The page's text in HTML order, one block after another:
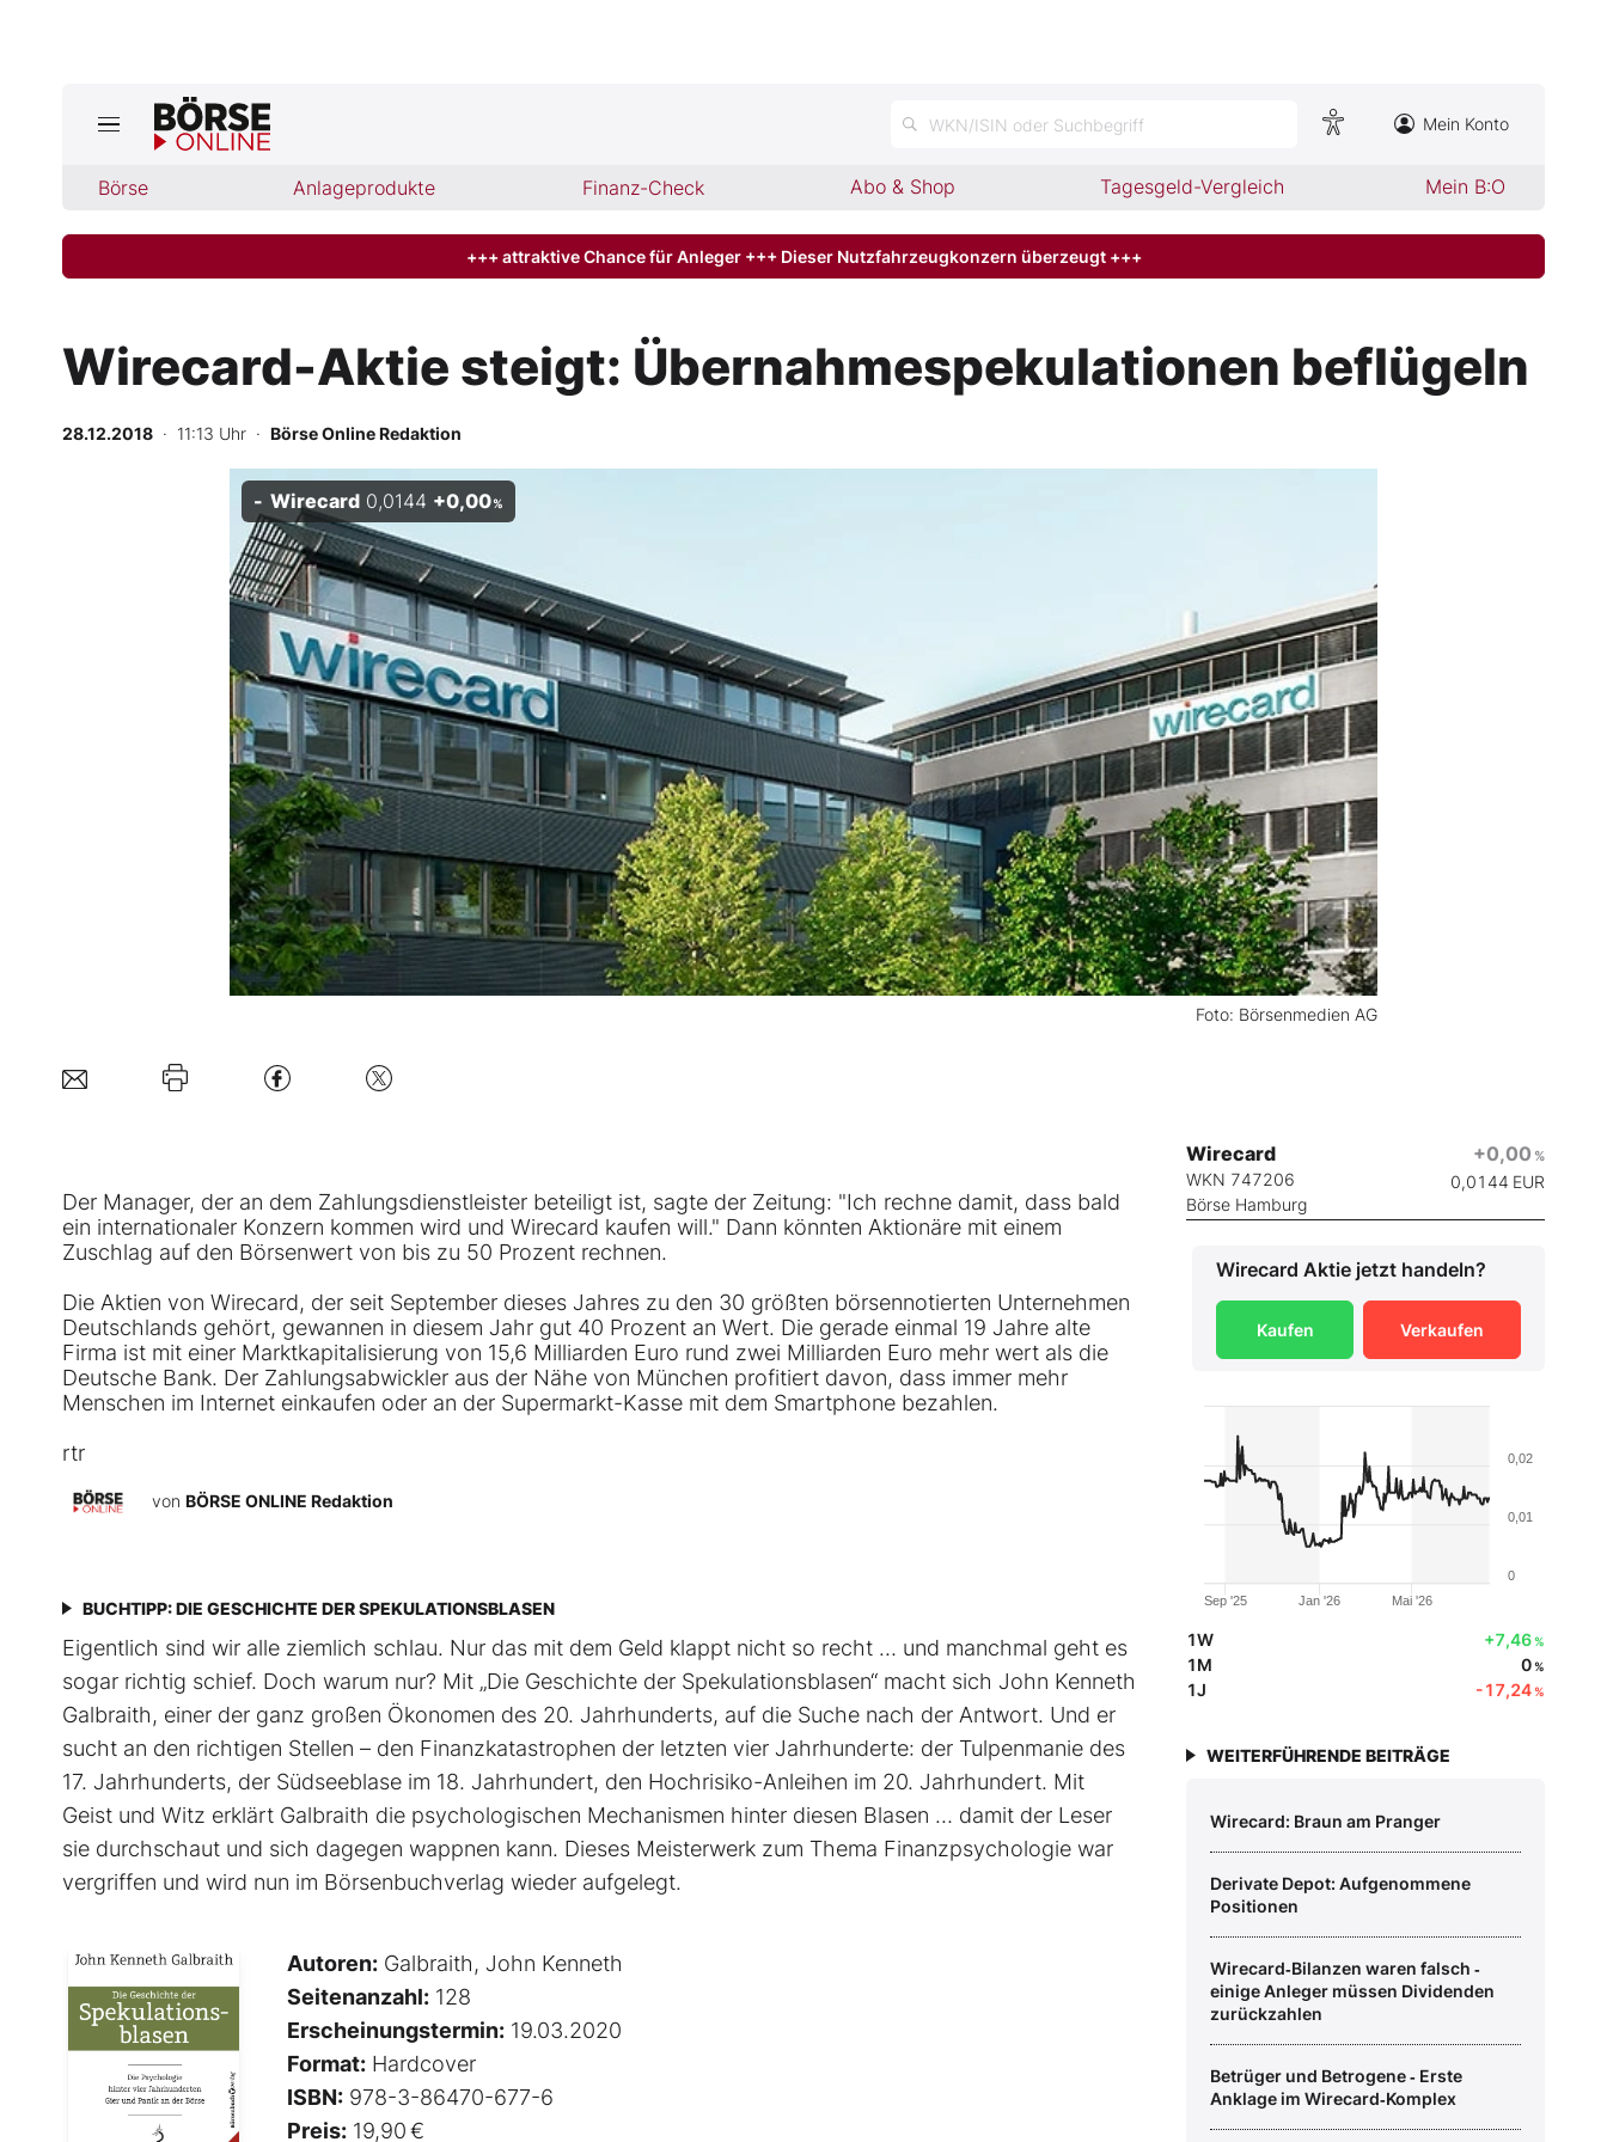
WKN/ISIN oder Suchbegriff Mein Konto
Börse Anlageprodukte Finanz-Check Abo & Shop Tagesgeld-Vergleich Mein B:O
Jetzt aktuelle Ausgabe BÖRSE ONLINE lesen
Finanz-Check
Abo & Shop
BO-Musterdepots
Experten
Mein B:O
Mein Konto
Folgen Sie uns
Kontakt
+++ attraktive Chance für Anleger +++ Dieser Nutzfahrzeugkonzern überzeugt +++
Wirecard-Aktie steigt: Übernahmespekulationen beflügeln
28.12.2018 · 11:13 Uhr · Börse Online Redaktion
Foto: Börsenmedien AG
Wirecard 0,0144 +0,00%
Der Manager, der an dem Zahlungsdienstleister beteiligt ist, sagte der Zeitung: "Ich rechne damit, dass bald
ein internationaler Konzern kommen wird und Wirecard kaufen will." Dann könnten Aktionäre mit einem
Zuschlag auf den Börsenwert von bis zu 50 Prozent rechnen.
Die Aktien von Wirecard, der seit September dieses Jahres zu den 30 größten börsennotierten Unternehmen
Deutschlands gehört, gewannen in diesem Jahr gut 40 Prozent an Wert. Die gerade einmal 19 Jahre alte
Firma ist mit einer Marktkapitalisierung von 15,6 Milliarden Euro rund zwei Milliarden Euro mehr wert als die
Deutsche Bank. Der Zahlungsabwickler aus der Nähe von München profitiert davon, dass immer mehr
Menschen im Internet einkaufen oder an der Supermarkt-Kasse mit dem Smartphone bezahlen.
rtr
von BÖRSE ONLINE Redaktion
BUCHTIPP: DIE GESCHICHTE DER SPEKULATIONSBLASEN
Eigentlich sind wir alle ziemlich schlau. Nur das mit dem Geld klappt nicht so recht … und manchmal geht es
sogar richtig schief. Doch warum nur? Mit „Die Geschichte der Spekulationsblasen“ macht sich John Kenneth
Galbraith, einer der ganz großen Ökonomen des 20. Jahrhunderts, auf die Suche nach der Antwort. Und er
sucht an den richtigen Stellen – den Finanz­katas­trophen der letzten vier Jahrhunderte: der Tulpenmanie des
17. Jahrhunderts, der Südseeblase im 18. Jahrhundert, den Hochrisiko-Anleihen im 20. Jahrhundert. Mit
Geist und Witz erklärt Gal­braith die psychologischen Mechanismen hinter diesen Blasen … damit der Leser
sie durchschaut und sich dagegen wappnen kann. Dieses Meisterwerk zum Thema Finanzpsychologie war
vergriffen und wird nun im Börsenbuchverlag wieder aufgelegt.
Autoren: Galbraith, John Kenneth
Seitenanzahl: 128
Erscheinungstermin: 19.03.2020
Format: Hardcover
ISBN: 978-3-86470-677-6
Preis: 19,90 €
Wirecard
WKN 747206
Börse Hamburg
+0,00 %
0,0144 EUR
Wirecard Aktie jetzt handeln?
Kaufen Verkaufen
Jan '26
Sep '25 Mai '26
0
0,01
0,02
1W +7,46%
1M 0%
1J -17,24%
WEITERFÜHRENDE BEITRÄGE
Wirecard: Braun am Pranger
Derivate Depot: Aufgenommene
Positionen
Wirecard‑Bilanzen waren falsch ‑
einige Anleger müssen Dividenden
zurückzahlen
Betrüger und Betrogene ‑ Erste
Anklage im Wirecard‑Komplex